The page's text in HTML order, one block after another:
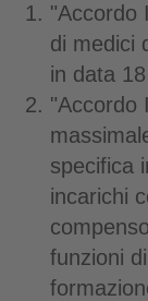
"Accordo
di medici
in data
"Accordo
specifica
incarichi
funzioni